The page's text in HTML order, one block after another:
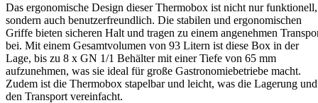
Das ergonomische Design dieser Thermobox ist nicht nur funktionell,
sondern auch benutzerfreundlich. Die stabilen und ergonomischen
Griffe bieten sicheren Halt und tragen zu einem angenehmen
bei. Mit einem Gesamtvolumen von 93 Litern ist diese Box in der
Lage, bis zu 8 x GN 1/1 Behälter mit einer Tiefe von 65 mm
aufzunehmen, was sie ideal für große Gastronomiebetriebe macht.
Zudem ist die Thermobox stapelbar und leicht, was die Lagerung und
den Transport vereinfacht.